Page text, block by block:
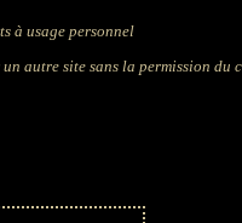
à usage personnel
autre site sans la permission du